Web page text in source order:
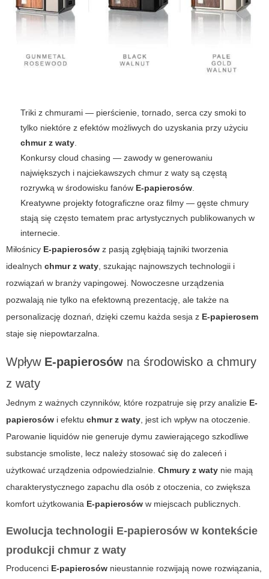
Triki z chmurami — pierścienie, tornado, serca czy smoki to
tylko niektóre z efektów możliwych do uzyskania przy użyciu
chmur z waty.
Konkursy cloud chasing — zawody w generowaniu
największych i najciekawszych chmur z waty są częstą
rozrywką w środowisku fanów E-papierosów.
Kreatywne projekty fotograficzne oraz filmy — gęste chmury
stają się często tematem prac artystycznych publikowanych w
internecie.
Miłośnicy E-papierosów z pasją zgłębiają tajniki tworzenia
idealnych chmur z waty, szukając najnowszych technologii i
rozwiązań w branży vapingowej. Nowoczesne urządzenia
pozwalają nie tylko na efektowną prezentację, ale także na
personalizację doznań, dzięki czemu każda sesja z E-papierosem
staje się niepowtarzalna.
Wpływ E-papierosów na środowisko a chmury
z waty
Jednym z ważnych czynników, które rozpatruje się przy analizie E-
papierosów i efektu chmur z waty, jest ich wpływ na otoczenie.
Parowanie liquidów nie generuje dymu zawierającego szkodliwe
substancje smoliste, lecz należy stosować się do zaleceń i
użytkować urządzenia odpowiedzialnie. Chmury z waty nie mają
charakterystycznego zapachu dla osób z otoczenia, co zwiększa
komfort użytkowania E-papierosów w miejscach publicznych.
Ewolucja technologii E-papierosów w kontekście
produkcji chmur z waty
Producenci E-papierosów nieustannie rozwijają nowe rozwiązania,